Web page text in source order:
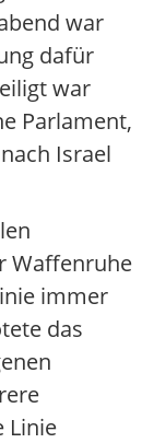
war
dafür
war
Parlament,
Israel
Waffenruhe
immer
das
Linie